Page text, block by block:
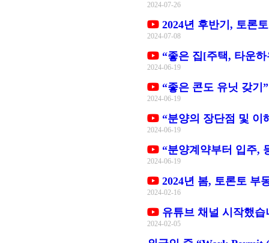
2024-07-26
2024년 후반기, 토론
2024-07-08
“좋은 집[주택, 타운하
2024-06-19
“좋은 콘도 유닛 갖기
2024-06-19
“분양의 장단점 및 이
2024-06-19
“분양계약부터 입주,
2024-06-19
2024년 봄, 토론토 부
2024-02-16
유튜브 채널 시작했습
2024-02-05